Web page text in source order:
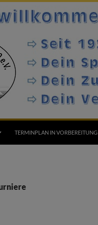
TERMINPLAN IN VORBEREITUNG